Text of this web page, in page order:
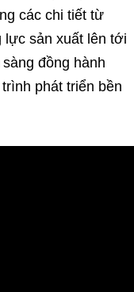
các chi tiết từ
sản xuất lên tới
đồng hành
phát triển bền